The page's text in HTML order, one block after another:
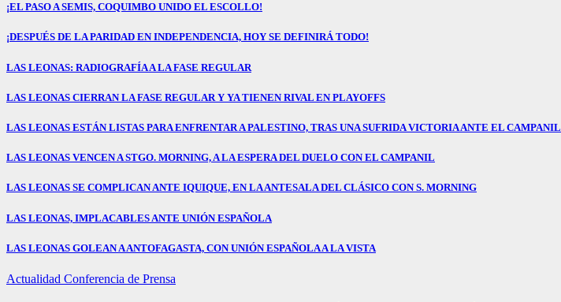
¡EL PASO A SEMIS, COQUIMBO UNIDO EL ESCOLLO!
¡DESPUÉS DE LA PARIDAD EN INDEPENDENCIA, HOY SE DEFINIRÁ TODO!
LAS LEONAS: RADIOGRAFÍA A LA FASE REGULAR
LAS LEONAS CIERRAN LA FASE REGULAR Y YA TIENEN RIVAL EN PLAYOFFS
LAS LEONAS ESTÁN LISTAS PARA ENFRENTAR A PALESTINO, TRAS UNA SUFRIDA VICTORIA ANTE EL CAMPANIL
LAS LEONAS VENCEN A STGO. MORNING, A LA ESPERA DEL DUELO CON EL CAMPANIL
LAS LEONAS SE COMPLICAN ANTE IQUIQUE, EN LA ANTESALA DEL CLÁSICO CON S. MORNING
LAS LEONAS, IMPLACABLES ANTE UNIÓN ESPAÑOLA
LAS LEONAS GOLEAN A ANTOFAGASTA, CON UNIÓN ESPAÑOLA A LA VISTA
Actualidad Conferencia de Prensa